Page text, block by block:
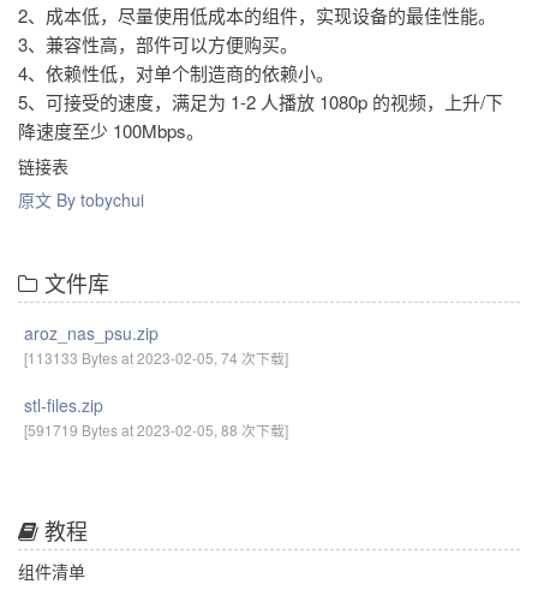
2、成本低，尽量使用低成本的组件，实现设备的最佳性能。
3、兼容性高，部件可以方便购买。
4、依赖性低，对单个制造商的依赖小。
5、可接受的速度，满足为 1-2 人播放 1080p 的视频，上升/下
降速度至少 100Mbps。
链接表
原文 By tobychui
文件库
aroz_nas_psu.zip
[113133 Bytes at 2023-02-05, 74 次下载]
stl-files.zip
[591719 Bytes at 2023-02-05, 88 次下载]
教程
组件清单